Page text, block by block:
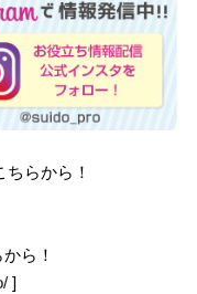
らから！
ら！
]